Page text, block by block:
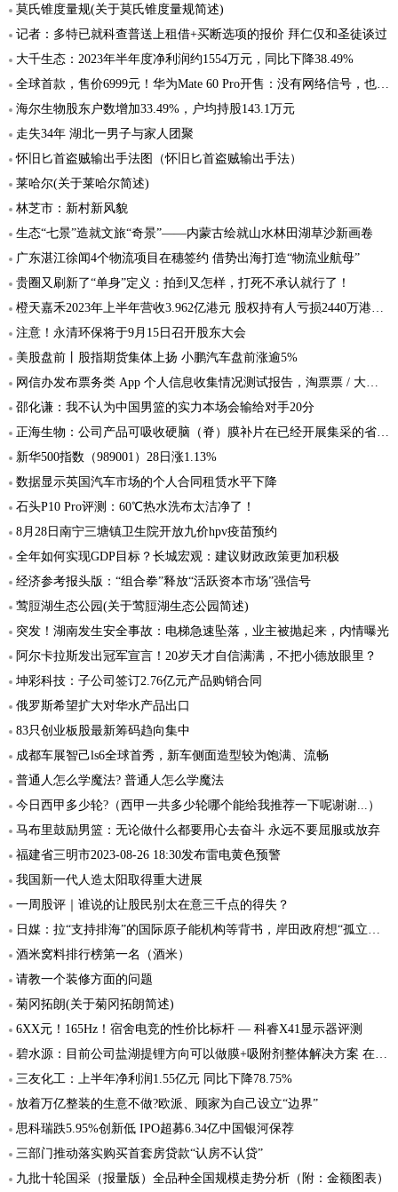
莫氏锥度量规(关于莫氏锥度量规简述)
记者：多特已就科查普送上租借+买断选项的报价 拜仁仅和圣徒谈过
大千生态：2023年半年度净利润约1554万元，同比下降38.49%
全球首款，售价6999元！华为Mate 60 Pro开售：没有网络信号，也可拨打接听卫星电话
海尔生物股东户数增加33.49%，户均持股143.1万元
走失34年 湖北一男子与家人团聚
怀旧匕首盗贼输出手法图（怀旧匕首盗贼输出手法）
莱哈尔(关于莱哈尔简述)
林芝市：新村新风貌
生态“七景”造就文旅“奇景”——内蒙古绘就山水林田湖草沙新画卷
广东湛江徐闻4个物流项目在穗签约 借势出海打造“物流业航母”
贵圈又刷新了“单身”定义：拍到又怎样，打死不承认就行了！
橙天嘉禾2023年上半年营收3.962亿港元 股权持有人亏损2440万港元同比大幅增长
注意！永清环保将于9月15日召开股东大会
美股盘前丨股指期货集体上扬 小鹏汽车盘前涨逾5%
网信办发布票务类 App 个人信息收集情况测试报告，淘票票 / 大麦 / 猫眼 / 摩天轮票务受测
邵化谦：我不认为中国男篮的实力本场会输给对手20分
正海生物：公司产品可吸收硬脑（脊）膜补片在已经开展集采的省份全部中标
新华500指数（989001）28日涨1.13%
数据显示英国汽车市场的个人合同租赁水平下降
石头P10 Pro评测：60℃热水洗布太洁净了！
8月28日南宁三塘镇卫生院开放九价hpv疫苗预约
全年如何实现GDP目标？长城宏观：建议财政政策更加积极
经济参考报头版：“组合拳”释放“活跃资本市场”强信号
莺脰湖生态公园(关于莺脰湖生态公园简述)
突发！湖南发生安全事故：电梯急速坠落，业主被抛起来，内情曝光
阿尔卡拉斯发出冠军宣言！20岁天才自信满满，不把小德放眼里？
坤彩科技：子公司签订2.76亿元产品购销合同
俄罗斯希望扩大对华水产品出口
83只创业板股最新筹码趋向集中
成都车展智己ls6全球首秀，新车侧面造型较为饱满、流畅
普通人怎么学魔法? 普通人怎么学魔法
今日西甲多少轮?（西甲一共多少轮哪个能给我推荐一下呢谢谢...）
马布里鼓励男篮：无论做什么都要用心去奋斗 永远不要屈服或放弃
福建省三明市2023-08-26 18:30发布雷电黄色预警
我国新一代人造太阳取得重大进展
一周股评｜谁说的让股民别太在意三千点的得失？
日媒：拉“支持排海”的国际原子能机构等背书，岸田政府想“孤立中国”
酒米窝料排行榜第一名（酒米）
请教一个装修方面的问题
菊冈拓朗(关于菊冈拓朗简述)
6XX元！165Hz！宿舍电竞的性价比标杆 — 科睿X41显示器评测
碧水源：目前公司盐湖提锂方向可以做膜+吸附剂整体解决方案 在工业零排放方面拿到几个订单
三友化工：上半年净利润1.55亿元 同比下降78.75%
放着万亿整装的生意不做?欧派、顾家为自己设立“边界”
思科瑞跌5.95%创新低 IPO超募6.34亿中国银河保荐
三部门推动落实购买首套房贷款“认房不认贷”
九批十轮国采（报量版）全品种全国规模走势分析（附：金额图表）